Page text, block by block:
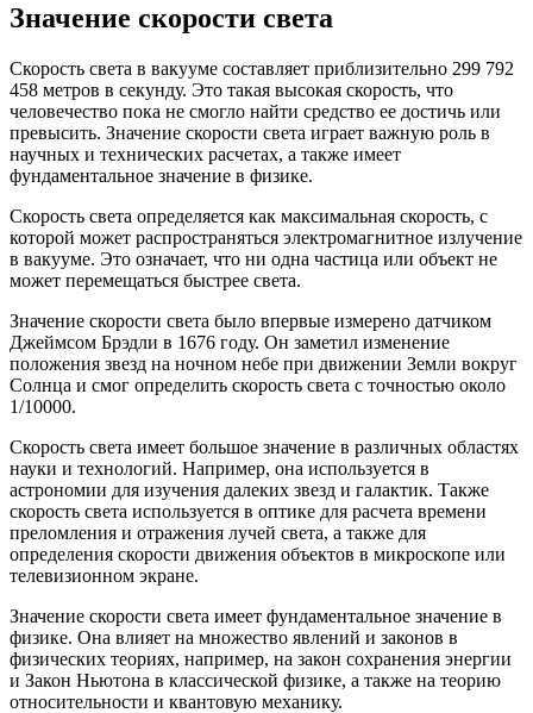
Значение скорости света
Скорость света в вакууме составляет приблизительно 299 792
458 метров в секунду. Это такая высокая скорость, что
человечество пока не смогло найти средство ее достичь или
превысить. Значение скорости света играет важную роль в
научных и технических расчетах, а также имеет
фундаментальное значение в физике.
Скорость света определяется как максимальная скорость, с
которой может распространяться электромагнитное излучение
в вакууме. Это означает, что ни одна частица или объект не
может перемещаться быстрее света.
Значение скорости света было впервые измерено датчиком
Джеймсом Брэдли в 1676 году. Он заметил изменение
положения звезд на ночном небе при движении Земли вокруг
Солнца и смог определить скорость света с точностью около
1/10000.
Скорость света имеет большое значение в различных областях
науки и технологий. Например, она используется в
астрономии для изучения далеких звезд и галактик. Также
скорость света используется в оптике для расчета времени
преломления и отражения лучей света, а также для
определения скорости движения объектов в микроскопе или
телевизионном экране.
Значение скорости света имеет фундаментальное значение в
физике. Она влияет на множество явлений и законов в
физических теориях, например, на закон сохранения энергии
и Закон Ньютона в классической физике, а также на теорию
относительности и квантовую механику.